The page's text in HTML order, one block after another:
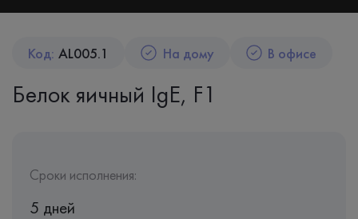
Код: AL005.1 На дому В офисе
Белок яичный IgE, F1
Сроки исполнения:
5 дней